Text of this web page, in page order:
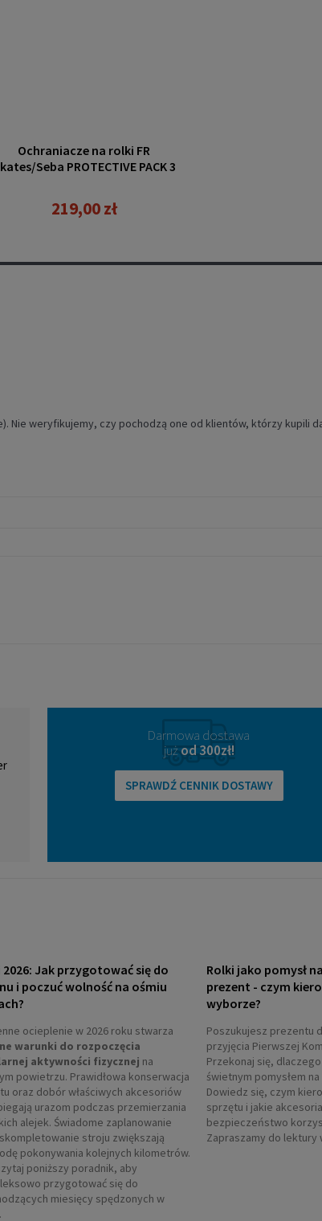
Ochraniacze na rolki FR
Seba PROTECTIVE PACK 3
219,00 zł
Nie weryfikujemy, czy pochodzą one od klientów, którzy kupili
Darmowa dostawa
już od 300zł!
SPRAWDŹ CENNIK DOSTAWY
2026: Jak przygotować się do
i poczuć wolność na ośmiu
ocieplenie w 2026 roku stwarza
warunki do rozpoczęcia
aktywności fizycznej na
powietrzu. Prawidłowa konserwacja
oraz dobór właściwych akcesoriów
urazom podczas przemierzania
alejek. Świadome zaplanowanie
stroju zwiększają
pokonywania kolejnych kilometrów.
poniższy poradnik, aby
przygotować się do
miesięcy spędzonych w
Rolki jako pomysł
prezent - czym
wyborze?
Poszukujesz prezentu
przyjęcia Pierwszej
Przekonaj się,
świetnym pomysłem
Dowiedz się, czym
sprzętu i jakie
bezpieczeństwo
Zapraszamy do lektury